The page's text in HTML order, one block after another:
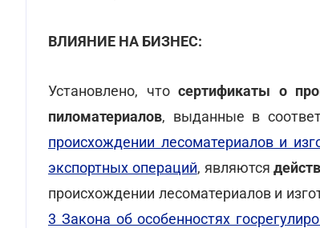
ВЛИЯНИЕ НА БИЗНЕС:
Установлено, чтосертификаты о
пиломатериалов, выданные в
происхождении лесоматериалов и
экспортных операций, являются
происхождении лесоматериалов и
3 Закона об особенностях